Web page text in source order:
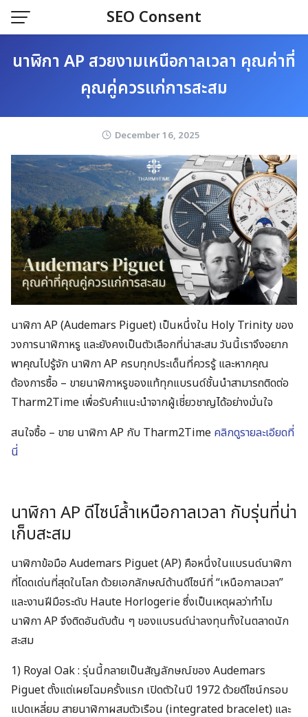
Skip
SEO Consent
นาฬิกา AP สวยงามเหนือกาลเวลา คุณค่าที่
คุณคู่ควรแก่การสะสม
December 16, 2025
นาฬิกา AP (Audemars Piguet) เป็นหนึ่งใน Holy Trinity ของ
วงการนาฬิกาหรู และยังคงเป็นตัวเลือกที่น่าสะสม วันนี้เราจึงอยาก
พาคุณไปรู้จัก นาฬิกา AP ครบทุกประเด็นที่ควรรู้ และหากคุณ
ต้องการซื้อ – ขายนาฬิกาหรูของแท้ทุกแบรนด์ชั้นนำสามารถติดต่อ
Tharm2Time เพื่อรับคำแนะนำจากผู้เชี่ยวชาญได้อย่างมั่นใจ
สนใจซื้อ – ขาย นาฬิกา AP กับ Tharm2Time คลิกดูรายละเอียดที่
นี่
นาฬิกา AP ดีไซน์ล้ำเหนือกาลเวลา กับรุ่นที่น่า
เก็บสะสม
นาฬิกาข้อมือ Audemars Piguet (AP) คือหนึ่งในแบรนด์นาฬิกา
ที่โดดเด่นที่สุดในโลก ด้วยเอกลักษณ์ด้านดีไซน์ที่ “เหนือกาลเวลา”
และงานฝีมือระดับ Haute Horlogerie ซึ่งเป็นเหตุผลว่าทำไม
นาฬิกา AP จึงติดอันดับต้น ๆ ของแบรนด์น่าลงทุนทั้งในตลาดนัก
สะสม
1) Royal Oak: รุ่นนี้กลายเป็นสัญลักษณ์ของ Audemars
Piguet ตั้งแต่เผยโฉมครั้งแรก เปิดตัวในปี 1972 ด้วยดีไซน์กรอบ
แปดเหลี่ยม สายนาฬิกาผสมตัวเรือน (integrated bracelet) และ